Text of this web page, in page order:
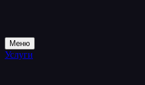
Меню
Услуги